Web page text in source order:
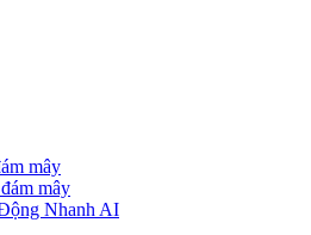
mây
mây
Nhanh AI